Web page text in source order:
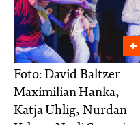
Foto: David Baltzer
Maximilian Hanka,
Katja Uhlig, Nurdan